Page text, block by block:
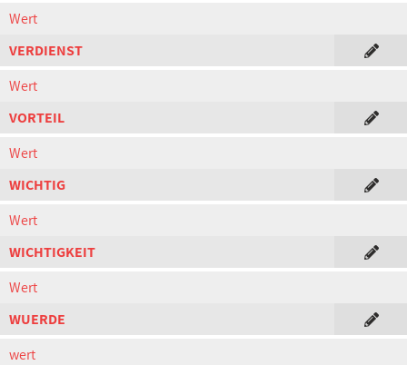
Wert
VERDIENST
Wert
VORTEIL
Wert
WICHTIG
Wert
WICHTIGKEIT
Wert
WUERDE
wert